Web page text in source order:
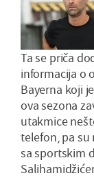
Ta se priča
informacija o
Bayerna koji
ova sezona
utakmice
telefon, pa
sa sportskim